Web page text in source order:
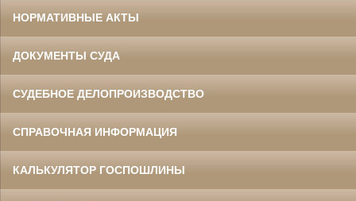
НОРМАТИВНЫЕ АКТЫ
ДОКУМЕНТЫ СУДА
СУДЕБНОЕ ДЕЛОПРОИЗВОДСТВО
СПРАВОЧНАЯ ИНФОРМАЦИЯ
КАЛЬКУЛЯТОР ГОСПОШЛИНЫ